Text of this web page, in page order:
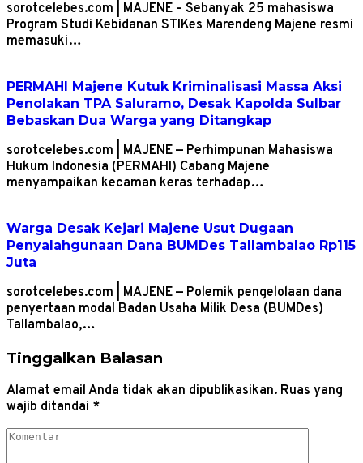
sorotcelebes.com | MAJENE – Sebanyak 25 mahasiswa
Program Studi Kebidanan STIKes Marendeng Majene resmi
memasuki…
PERMAHI Majene Kutuk Kriminalisasi Massa Aksi
Penolakan TPA Saluramo, Desak Kapolda Sulbar
Bebaskan Dua Warga yang Ditangkap
sorotcelebes.com | MAJENE — Perhimpunan Mahasiswa
Hukum Indonesia (PERMAHI) Cabang Majene
menyampaikan kecaman keras terhadap…
Warga Desak Kejari Majene Usut Dugaan
Penyalahgunaan Dana BUMDes Tallambalao Rp115
Juta
sorotcelebes.com | MAJENE — Polemik pengelolaan dana
penyertaan modal Badan Usaha Milik Desa (BUMDes)
Tallambalao,…
Tinggalkan Balasan
Alamat email Anda tidak akan dipublikasikan. Ruas yang
wajib ditandai *